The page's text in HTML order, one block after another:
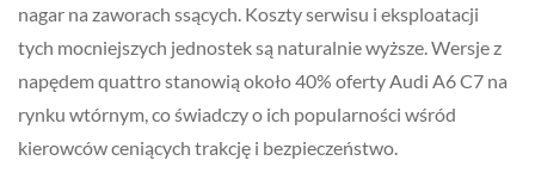
nagar na zaworach ssących. Koszty serwisu i eksploatacji
tych mocniejszych jednostek są naturalnie wyższe. Wersje z
napędem quattro stanowią około 40% oferty Audi A6 C7 na
rynku wtórnym, co świadczy o ich popularności wśród
kierowców ceniących trakcję i bezpieczeństwo.